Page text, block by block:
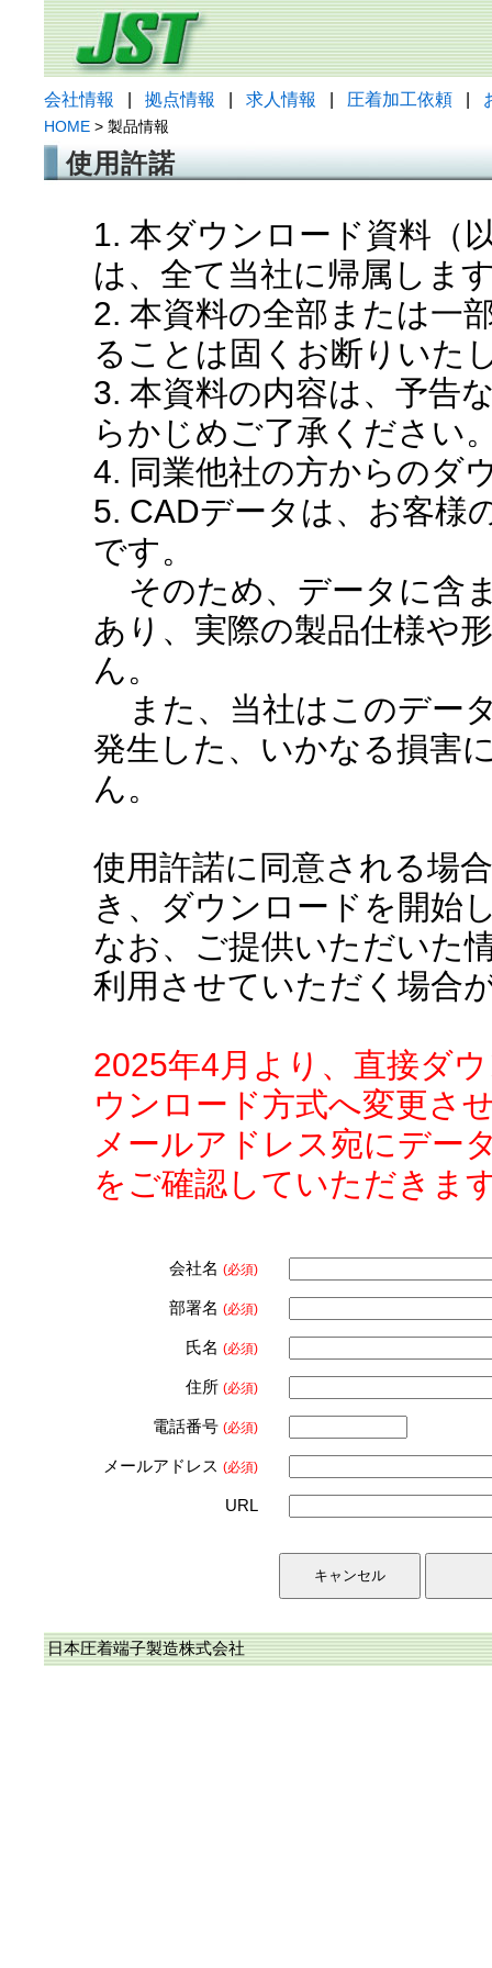
会社情報 拠点情報 求人情報 圧着加工依頼
HOME > 製品情報
使用許諾
1. 本ダウンロード資料（
は、全て当社に帰属しま
2. 本資料の全部または一
ることは固くお断りいた
3. 本資料の内容は、予告
らかじめご了承ください
4. 同業他社の方からのダ
5. CADデータは、お客様
です。
そのため、データに含
あり、実際の製品仕様や
ん。
また、当社はこのデー
発生した、いかなる損害
ん。
使用許諾に同意される場
き、ダウンロードを開始
なお、ご提供いただいた
利用させていただく場合
2025年4月より、直接ダ
ウンロード方式へ変更さ
メールアドレス宛にデー
をご確認していただきま
会社名 (必須)
部署名 (必須)
氏名 (必須)
住所 (必須)
電話番号 (必須)
メールアドレス (必須)
URL
日本圧着端子製造株式会社